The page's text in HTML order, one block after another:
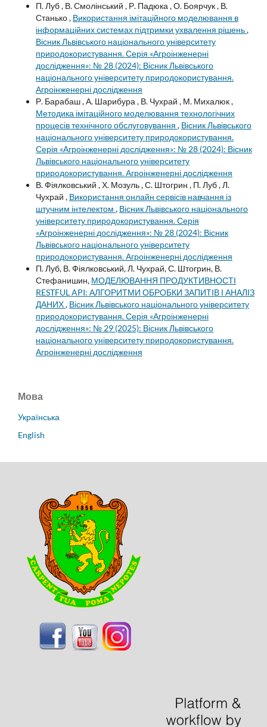
П. Луб , В. Смолінський , Р. Падюка , О. Боярчук , В.
Станько , Використання імітаційного моделювання в
інформаційних системах підтримки ухвалення рішень,
Вісник Львівського національного університету
природокористування. Серія «Агроінженерні
дослідження»: № 28 (2024): Вісник Львівського
національного університету природокористування.
Агроінженерні дослідження
Р. Барабаш , А. Шарибура , В. Чухрай , М. Михалюк ,
Методика імітаційного моделювання технологічних
процесів технічного обслуговування , Вісник Львівського
національного університету природокористування.
Серія «Агроінженерні дослідження»: № 28 (2024): Вісник
Львівського національного університету
природокористування. Агроінженерні дослідження
В. Фіялковський , Х. Мозуль , С. Штогрин , П. Луб , Л.
Чухрай , Використання онлайн сервісів навчання із
штучним інтелектом , Вісник Львівського національного
університету природокористування. Серія
«Агроінженерні дослідження»: № 28 (2024): Вісник
Львівського національного університету
природокористування. Агроінженерні дослідження
П. Луб, В. Фіялковський, Л. Чухрай, С. Штогрин, В.
Стефанишин, МОДЕЛЮВАННЯ ПРОДУКТИВНОСТІ
RESTFUL API: АЛГОРИТМИ ОБРОБКИ ЗАПИТІВ І АНАЛІЗ
ДАНИХ, Вісник Львівського національного університету
природокористування. Серія «Агроінженерні
дослідження»: № 29 (2025): Вісник Львівського
національного університету природокористування.
Агроінженерні дослідження
Мова
Українська
English